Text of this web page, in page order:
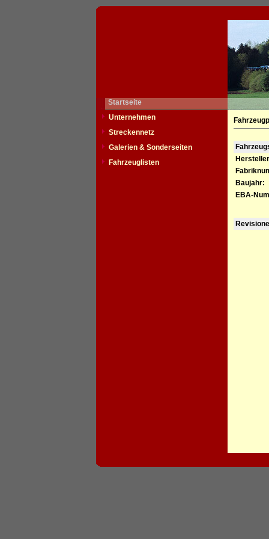
Startseite
Unternehmen
Streckennetz
Galerien & Sonderseiten
Fahrzeuglisten
Baujahr:
EBA-